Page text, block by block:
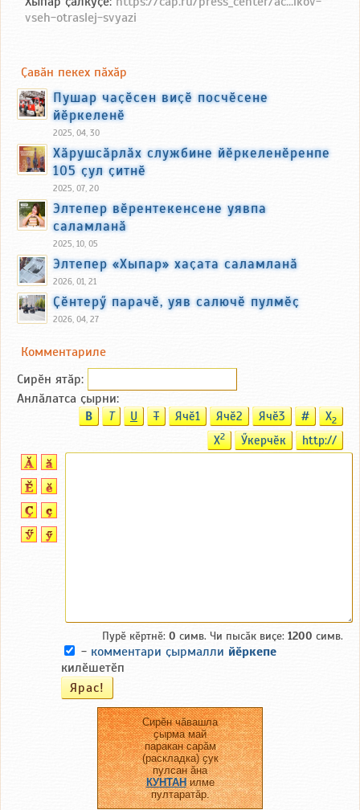
vseh-otraslej-svyazi
Ҫавӑн пекех пӑхӑр
Пушар чаҫӗсен виҫӗ посчӗсене
йӗркеленӗ
2025, 04, 30
Хӑрушсӑрлӑх службине йӗркеленӗренпе
105 ҫул ҫитнӗ
2025, 07, 20
Элтепер вӗрентекенсене уявпа
саламланӑ
2025, 10, 05
Элтепер «Хыпар» хаҫата саламланӑ
2026, 01, 21
Ҫӗнтерӳ парачӗ, уяв салючӗ пулмӗҫ
2026, 04, 27
Комментариле
Сирӗн ятӑp:
Анлӑлатса ҫырни:
B T U T Ячӗ1 Ячӗ2 Ячӗ3 # X2
X2 Ӳкерчӗк http://
Пурӗ кӗртнӗ: 0 симв. Чи пысӑк виҫе: 1200 симв.
- комментари ҫырмалли йӗркепе
килӗшетӗп
Сирӗн чӑвашла
ҫырма май
паракан сарӑм
(раскладка) ҫук
пулсан ӑна
КУНТАНилме
пултаратӑр.